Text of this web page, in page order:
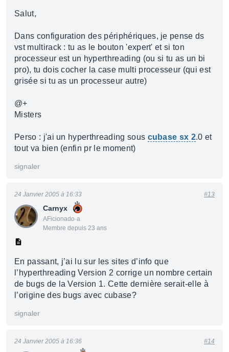
Salut,
Dans configuration des périphériques, je pense ds
vst multirack : tu as le bouton 'expert' et si ton
processeur est un hyperthreading (ou si tu as un bi
pro), tu dois cocher la case multi processeur (qui est
grisée si tu as un processeur autre)
@+
Misters
Perso : j'ai un hyperthreading sous cubase sx 2.0 et
tout va bien (enfin pr le moment)
signaler
Carnyx
AFicionado·a
Membre depuis 23 ans
24 Janvier 2005 à 16:33 #13
En passant, j’ai lu sur les sites d’info que
l’hyperthreading Version 2 corrige un nombre certain
de bugs de la Version 1. Cette dernière serait-elle à
l’origine des bugs avec cubase?
signaler
24 Janvier 2005 à 16:36 #14